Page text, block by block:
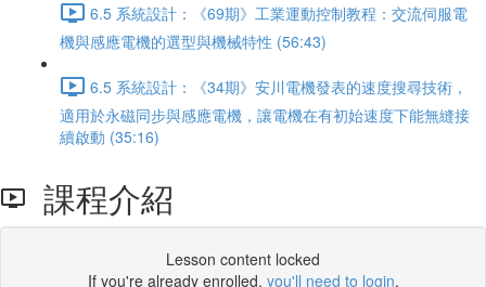
6.5 系統設計：《69期》工業運動控制教程：交流伺服電
機與感應電機的選型與機械特性 (56:43)
6.5 系統設計：《34期》安川電機發表的速度搜尋技術，
適用於永磁同步與感應電機，讓電機在有初始速度下能無縫接
續啟動 (35:16)
課程介紹
Lesson content locked
If you're already enrolled, you'll need to login.